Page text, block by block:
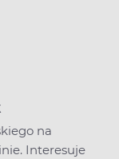
na
Interesuje